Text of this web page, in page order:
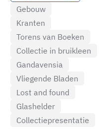
Gebouw
Kranten
Torens van Boeken
Collectie in bruikleen
Gandavensia
Vliegende Bladen
Lost and found
Glashelder
Collectiepresentatie